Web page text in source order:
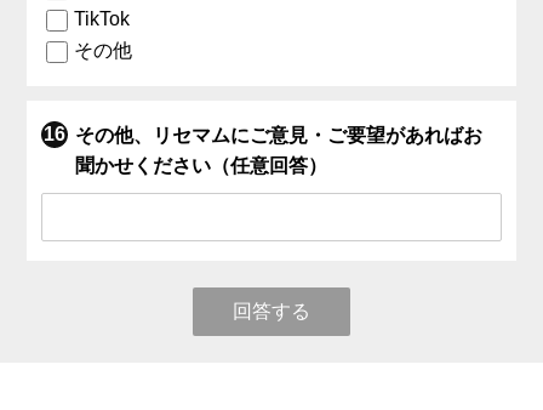
TikTok
その他
その他、リセマムにご意見・ご要望があればお
聞かせください（任意回答）
回答する